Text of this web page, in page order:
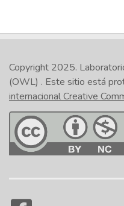
Copyright 2025.
(OWL) . Este sitio está
internacional Creative